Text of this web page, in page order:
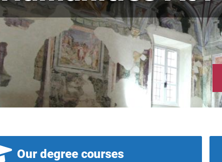
Our degree courses